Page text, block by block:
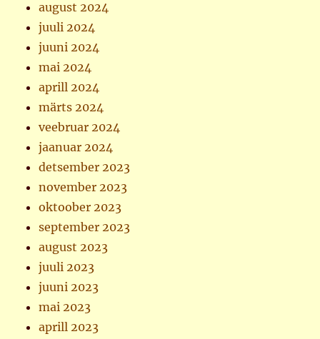
august 2024
juuli 2024
juuni 2024
mai 2024
aprill 2024
märts 2024
veebruar 2024
jaanuar 2024
detsember 2023
november 2023
oktoober 2023
september 2023
august 2023
juuli 2023
juuni 2023
mai 2023
aprill 2023